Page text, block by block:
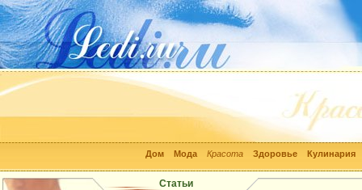
Дом Мода Красота Здоровье Кулинария
Статьи